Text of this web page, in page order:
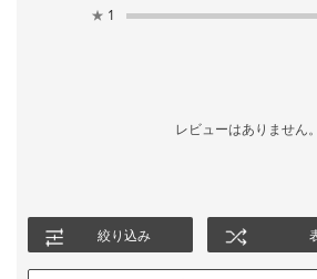
★ 1
レビューはありません。
絞り込み